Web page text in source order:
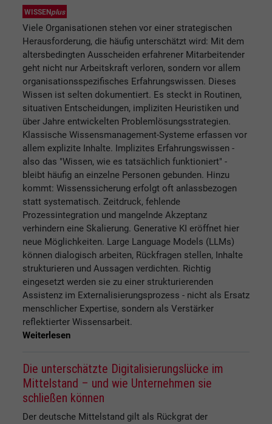
WISSEN plus
Viele Organisationen stehen vor einer strategischen
Herausforderung, die häufig unterschätzt wird: Mit dem
altersbedingten Ausscheiden erfahrener Mitarbeitender
geht nicht nur Arbeitskraft verloren, sondern vor allem
organisationsspezifisches Erfahrungswissen. Dieses
Wissen ist selten dokumentiert. Es steckt in Routinen,
situativen Entscheidungen, impliziten Heuristiken und
über Jahre entwickelten Problemlösungsstrategien.
Klassische Wissensmanagement-Systeme erfassen vor
allem explizite Inhalte. Implizites Erfahrungswissen -
also das "Wissen, wie es tatsächlich funktioniert" -
bleibt häufig an einzelne Personen gebunden. Hinzu
kommt: Wissenssicherung erfolgt oft anlassbezogen
statt systematisch. Zeitdruck, fehlende
Prozessintegration und mangelnde Akzeptanz
verhindern eine Skalierung. Generative KI eröffnet hier
neue Möglichkeiten. Large Language Models (LLMs)
können dialogisch arbeiten, Rückfragen stellen, Inhalte
strukturieren und Aussagen verdichten. Richtig
eingesetzt werden sie zu einer strukturierenden
Assistenz im Externalisierungsprozess - nicht als Ersatz
menschlicher Expertise, sondern als Verstärker
reflektierter Wissensarbeit.
Weiterlesen
Die unterschätzte Digitalisierungslücke im
Mittelstand – und wie Unternehmen sie
schließen können
Der deutsche Mittelstand gilt als Rückgrat der